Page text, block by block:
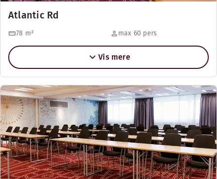
Atlantic Rd
78 m² max 60 pers
Vis mere